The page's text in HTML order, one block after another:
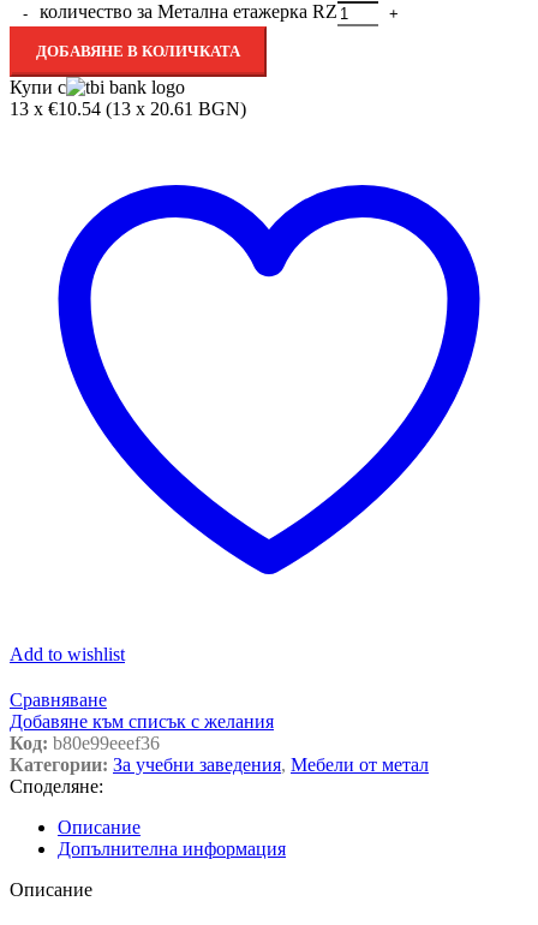
количество за Метална етажерка RZ
ДОБАВЯНЕ В КОЛИЧКАТА
Купи с
13 x €10.54 (13 x 20.61 BGN)
Add to wishlist
Сравняване
Добавяне към списък с желания
Код: b80e99eeef36
Категории: За учебни заведения, Мебели от метал
Споделяне:
Описание
Допълнителна информация
Описание